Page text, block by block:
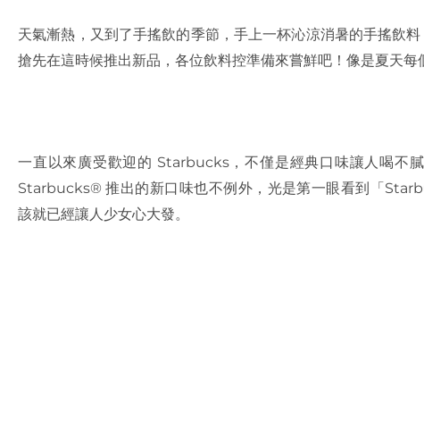
天氣漸熱，又到了手搖飲的季節，手上一杯沁涼消暑的手搖飲
搶先在這時候推出新品，各位飲料控準備來嘗鮮吧！像是夏天
一直以來廣受歡迎的 Starbucks，不僅是經典口味讓人喝不
Starbucks® 推出的新口味也不例外，光是第一眼看到「
該就已經讓人少女心大發。